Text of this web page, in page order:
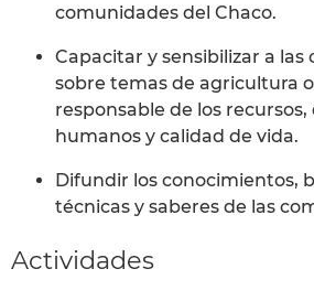
comunidades del Chaco.
Capacitar y sensibilizar a las
sobre temas de agricultura
responsable de los
humanos y calidad de vida.
Difundir los conocimientos,
técnicas y saberes de las
Actividades